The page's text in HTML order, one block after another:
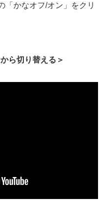
「かなオフ/オン」をクリ
ら切り替える＞